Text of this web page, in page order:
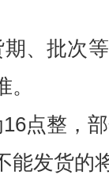
、批次
16点整，
能发货的